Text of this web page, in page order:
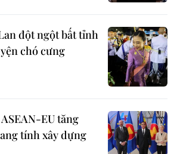
đột ngột bất tỉnh
chó cưng
EU tăng
tính xây dựng